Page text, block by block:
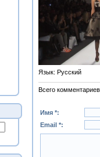
Язык: Русский
Всего комментариев
Имя *:
Email *: